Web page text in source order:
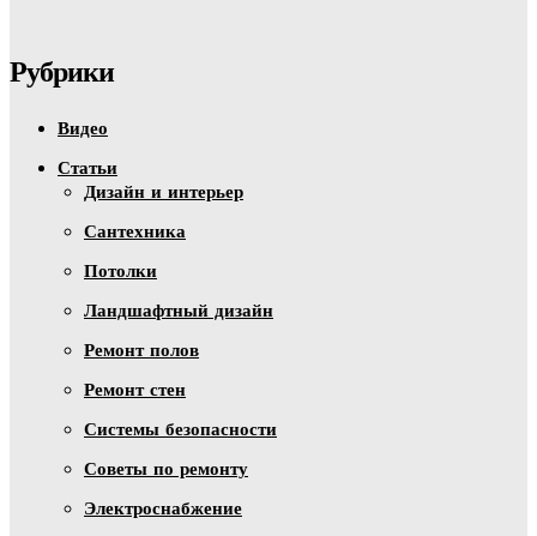
Рубрики
Видео
Статьи
Дизайн и интерьер
Сантехника
Потолки
Ландшафтный дизайн
Ремонт полов
Ремонт стен
Системы безопасности
Советы по ремонту
Электроснабжение